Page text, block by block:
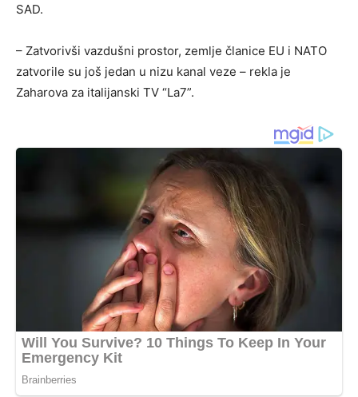
SAD.
– Zatvorivši vazdušni prostor, zemlje članice EU i NATO
zatvorile su još jedan u nizu kanal veze – rekla je
Zaharova za italijanski TV “La7”.